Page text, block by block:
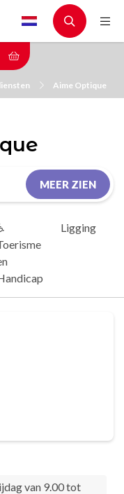
Aime Optique
MEER ZIEN
Ligging
van 9.00 tot